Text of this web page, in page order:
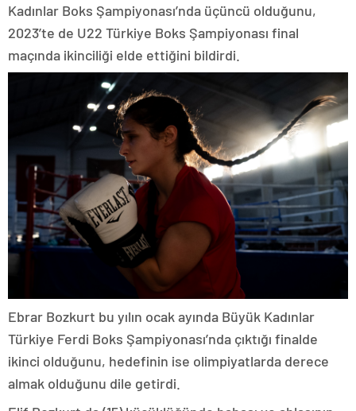
Kadınlar Boks Şampiyonası’nda üçüncü olduğunu,
2023’te de U22 Türkiye Boks Şampiyonası final
maçında ikinciliği elde ettiğini bildirdi.
Ebrar Bozkurt bu yılın ocak ayında Büyük Kadınlar
Türkiye Ferdi Boks Şampiyonası’nda çıktığı finalde
ikinci olduğunu, hedefinin ise olimpiyatlarda derece
almak olduğunu dile getirdi.